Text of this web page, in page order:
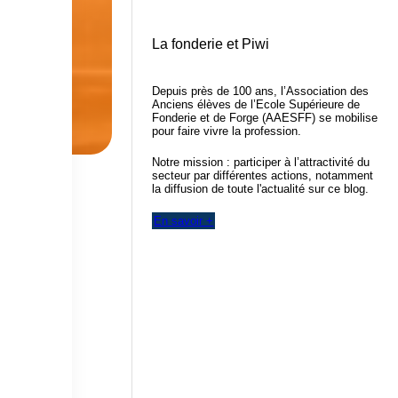
La fonderie et Piwi
Depuis près de 100 ans, l’Association des
Anciens élèves de l’Ecole Supérieure de
Fonderie et de Forge (AAESFF) se mobilise
pour faire vivre la profession.
Notre mission : participer à l’attractivité du
secteur par différentes actions, notamment
la diffusion de toute l'actualité sur ce blog.
En savoir +